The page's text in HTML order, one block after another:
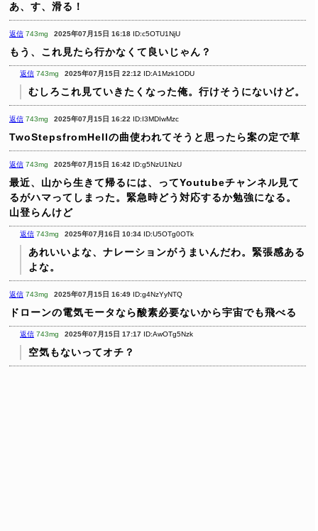
あ、す、滑る！
返信 743mg 2025年07月15日 16:18 ID:c5OTU1NjU
もう、これ見たら行かなくて良いじゃん？
返信 743mg 2025年07月15日 22:12 ID:A1Mzk1ODU
むしろこれ見ていきたくなった俺。行けそうにないけど。
返信 743mg 2025年07月15日 16:22 ID:I3MDIwMzc
TwoStepsfromHellの曲使われてそうと思ったら案の定で草
返信 743mg 2025年07月15日 16:42 ID:g5NzU1NzU
最近、山から生きて帰るには、ってYoutubeチャンネル見て
るがハマってしまった。緊急時どう対応するか勉強になる。
山登らんけど
返信 743mg 2025年07月16日 10:34 ID:U5OTg0OTk
あれいいよな、ナレーションがうまいんだわ。緊張感ある
よな。
返信 743mg 2025年07月15日 16:49 ID:g4NzYyNTQ
ドローンの電気モータなら酸素必要ないから宇宙でも飛べる
返信 743mg 2025年07月15日 17:17 ID:AwOTg5Nzk
空気もないってオチ？